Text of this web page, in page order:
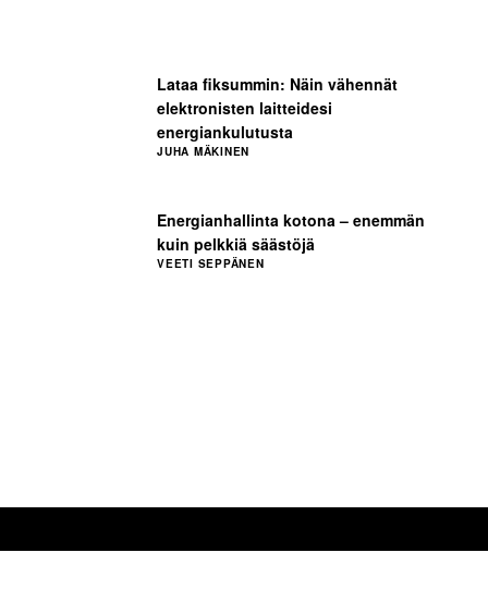
Energianhallinta kotona – enemmän
kuin pelkkiä säästöjä
VEETI SEPPÄNEN
Lataa fiksummin: Näin vähennät
elektronisten laitteidesi
energiankulutusta
JUHA MÄKINEN